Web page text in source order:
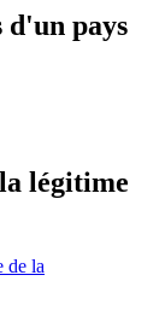
d'un pays
légitime
de la